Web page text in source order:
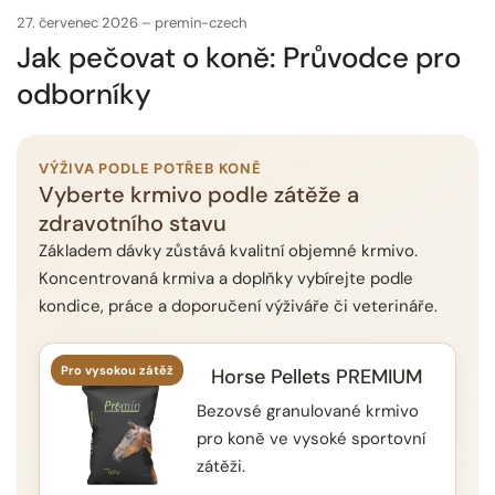
27. červenec 2026 premin-czech
Jak pečovat o koně: Průvodce pro
odborníky
VÝŽIVA PODLE POTŘEB KONĚ
Vyberte krmivo podle zátěže a
zdravotního stavu
Základem dávky zůstává kvalitní objemné krmivo.
Koncentrovaná krmiva a doplňky vybírejte podle
kondice, práce a doporučení výživáře či veterináře.
Pro vysokou zátěž Horse Pellets PREMIUM
Bezovsé granulované krmivo
pro koně ve vysoké sportovní
zátěži.